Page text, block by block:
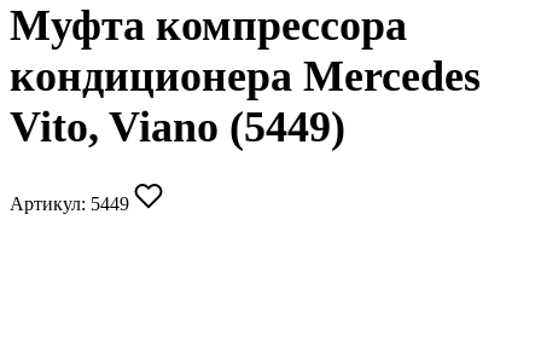
Муфта компрессора
кондиционера Mercedes
Vito, Viano (5449)
Артикул: 5449